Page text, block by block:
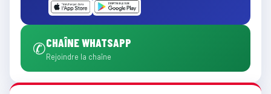
✆CHAÎNE WHATSAPP
Rejoindre la chaîne